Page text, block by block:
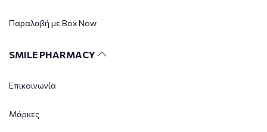
Παραλαβή με Box Now
SMILE PHARMACY
Επικοινωνία
Μάρκες